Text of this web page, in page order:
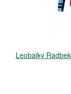
Leobaiky